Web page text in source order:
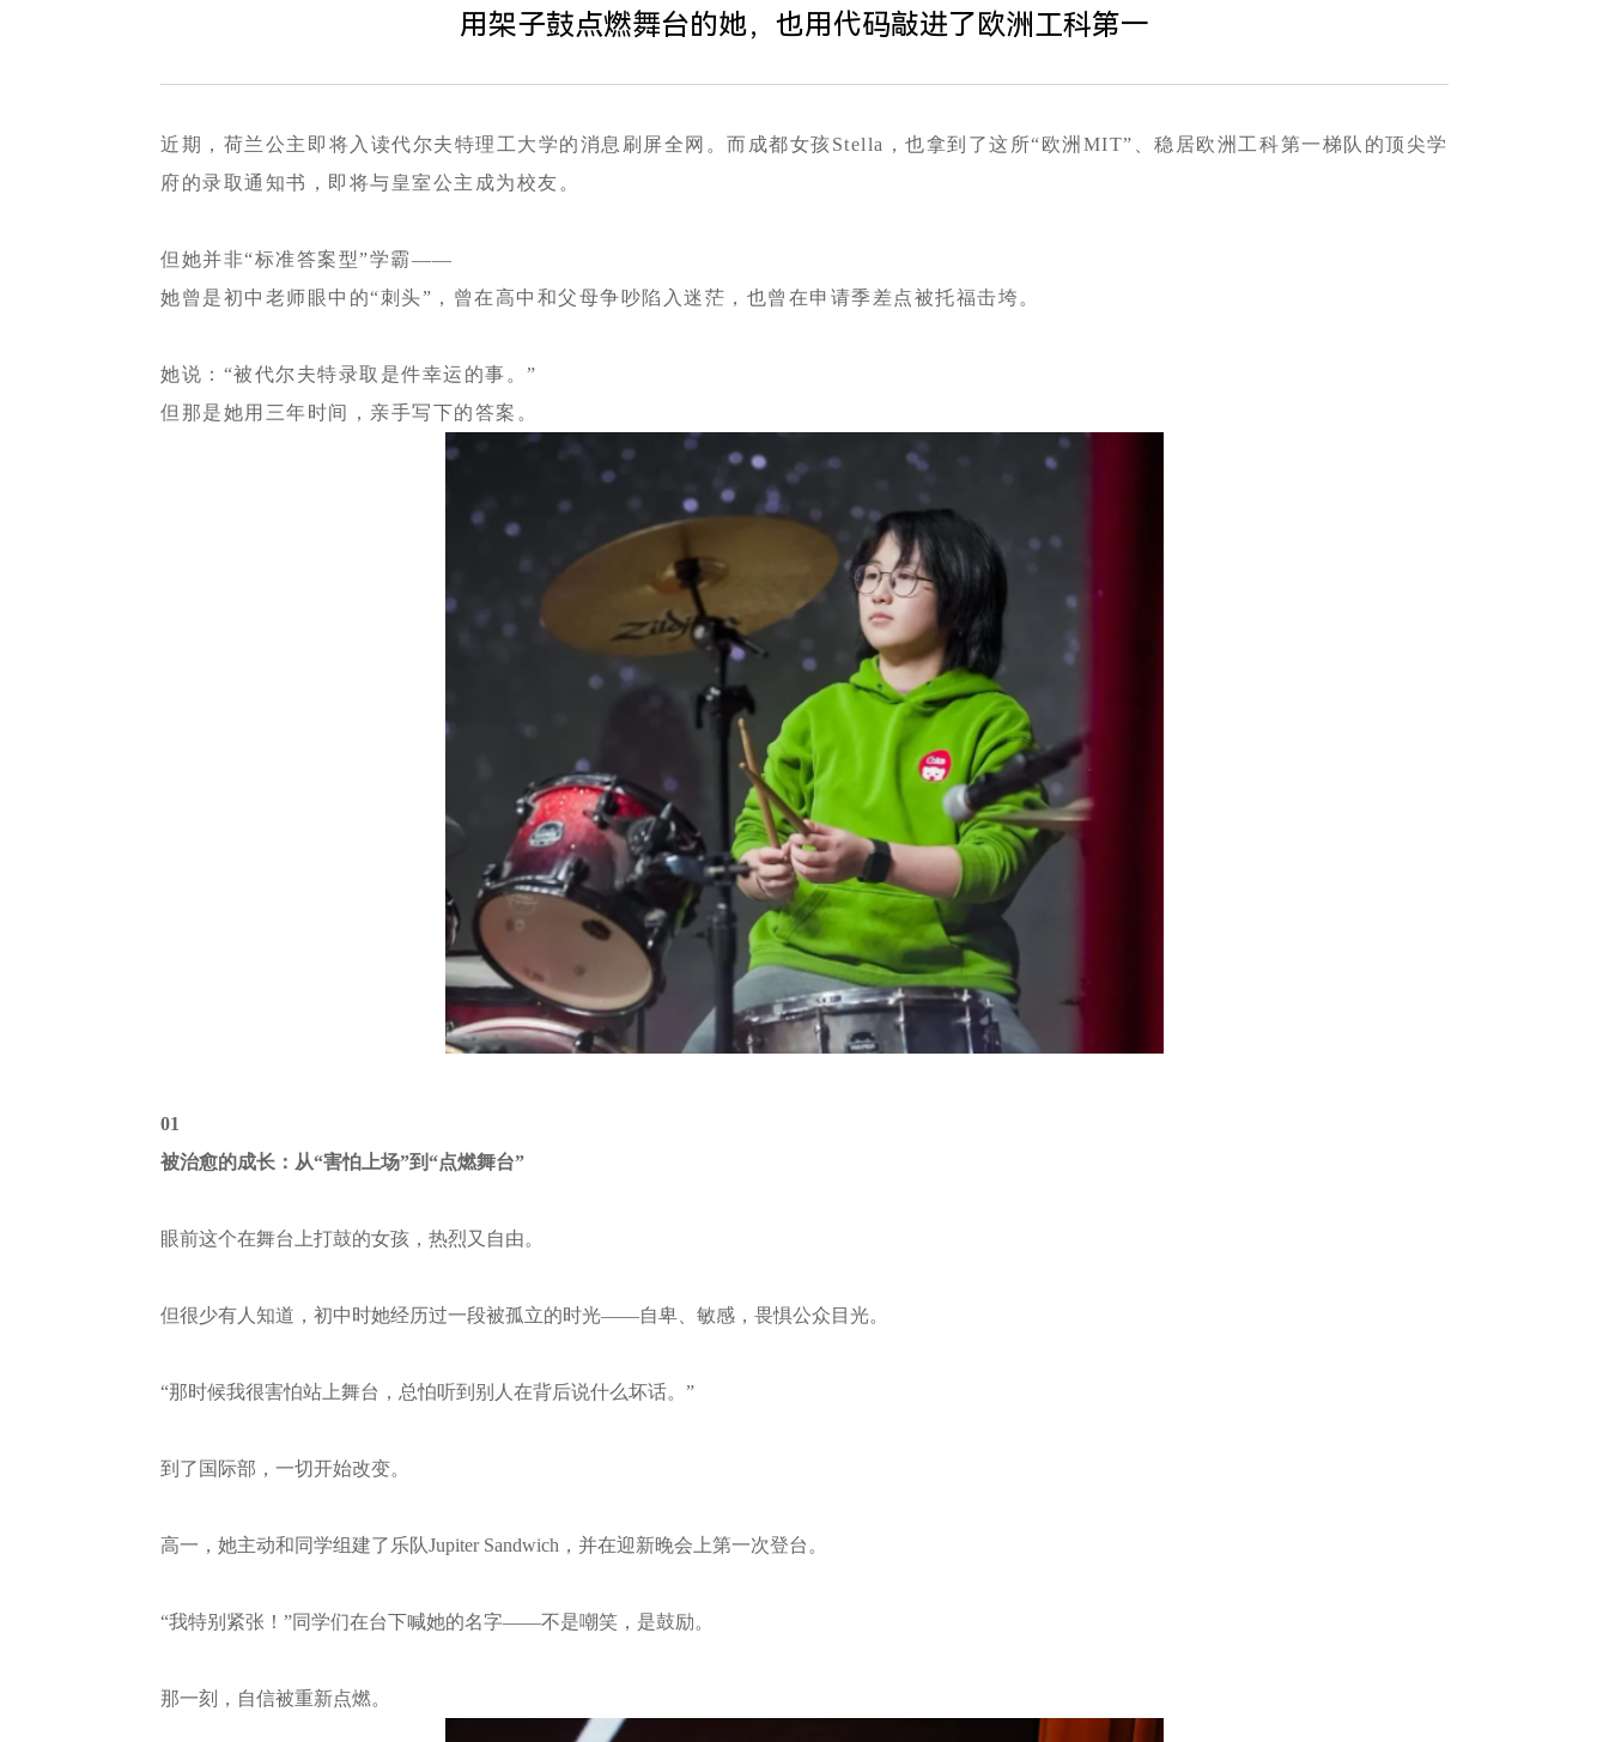
用架子鼓点燃舞台的她，也用代码敲进了欧洲工科第一
近期，荷兰公主即将入读代尔夫特理工大学的消息刷屏全网。而成都女孩Stella，也拿到了这所“欧洲MIT”、稳居欧洲工科第一梯队的顶尖学
府的录取通知书，即将与皇室公主成为校友。
但她并非“标准答案型”学霸——
她曾是初中老师眼中的“刺头”，曾在高中和父母争吵陷入迷茫，也曾在申请季差点被托福击垮。
她说：“被代尔夫特录取是件幸运的事。”
但那是她用三年时间，亲手写下的答案。
01
被治愈的成长：从“害怕上场”到“点燃舞台”
眼前这个在舞台上打鼓的女孩，热烈又自由。
但很少有人知道，初中时她经历过一段被孤立的时光——自卑、敏感，畏惧公众目光。
“那时候我很害怕站上舞台，总怕听到别人在背后说什么坏话。”
到了国际部，一切开始改变。
高一，她主动和同学组建了乐队Jupiter Sandwich，并在迎新晚会上第一次登台。
“我特别紧张！”同学们在台下喊她的名字——不是嘲笑，是鼓励。
那一刻，自信被重新点燃。